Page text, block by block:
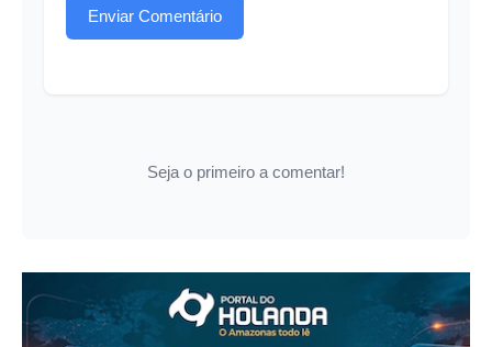
Enviar Comentário
Seja o primeiro a comentar!